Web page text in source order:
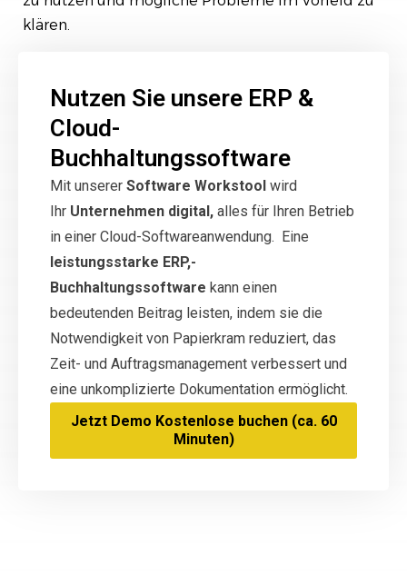
klären.
Nutzen Sie unsere ERP &
Cloud-
Buchhaltungssoftware
Mit unserer Software Workstool wird
Ihr Unternehmen digital, alles für Ihren Betrieb
in einer Cloud-Softwareanwendung. Eine
leistungsstarke ERP,-
Buchhaltungssoftware kann einen
bedeutenden Beitrag leisten, indem sie die
Notwendigkeit von Papierkram reduziert, das
Zeit- und Auftragsmanagement verbessert und
eine unkomplizierte Dokumentation ermöglicht.
Jetzt Demo Kostenlose buchen (ca. 60
Minuten)